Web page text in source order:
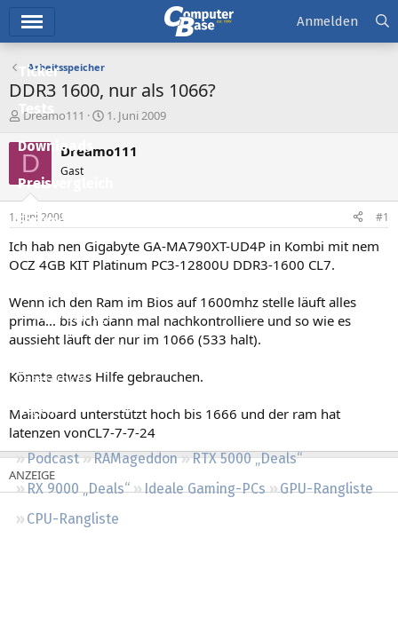
Ticker
Tests
Downloads
Preisvergleich
Forum
Aktuelles
Neue Beiträge
Neueste Aktivitäten
Leserartikel
Regeln
Podcast RAMageddon
RTX 5000 „Deals“
RX 9000 „Deals“
Ideale Gaming-PCs
GPU-Rangliste
CPU-Rangliste
Anmelden
Arbeitsspeicher
DDR3 1600, nur als 1066?
E
s
e
e
r
Dreamo111
E
s
t
a
m
1. Juni 2009
D Dreamo111
Gast
1. Juni 2009 #1
Ich hab nen Gigabyte GA-MA790XT-UD4P in Kombi mit nem
OCZ 4GB KIT Platinum PC3-12800U DDR3-1600 CL7.
Wenn ich den Ram im Bios auf 1600mhz stelle läuft alles
prima... bis ich dann mal nachkontrolliere und so wie es
aussieht läuft der nur im 1066 (533 halt).
Könnte etwas Hilfe gebrauchen.
Mainboard unterstützt hoch bis 1666 und der ram hat
latenzen vonCL7-7-7-24